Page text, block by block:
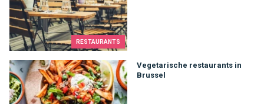
RESTAURANTS
Vegetarische restaurants in
Brussel
Vegetarische restaurants in Brussel